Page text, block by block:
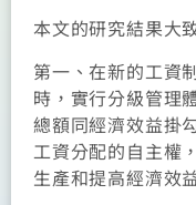
本文的研究結果大
第一、在新的工資
時，實行分級管理
總額同經濟效益掛
工資分配的自主權
生產和提高經濟效